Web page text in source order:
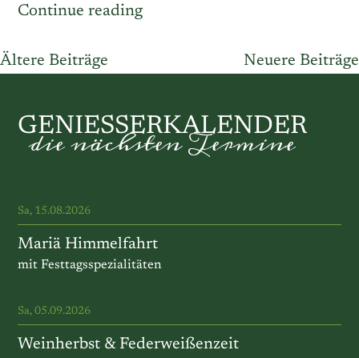
Continue reading„Hl.
BEITRAGSNAVIGATION
Ältere Beiträge Neuere Beiträge
GENIESSERKALENDER
die nächsten Termine
Sa, 15.08.2026
Mariä Himmelfahrt
mit Festtagsspezialitäten
Sa, 05.09.2026
Weinherbst & Federweißenzeit